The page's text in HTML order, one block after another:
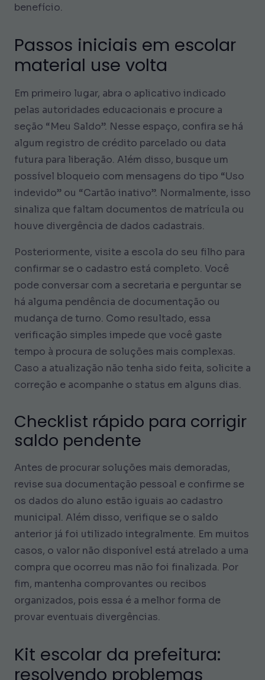
benefício.
Passos iniciais em escolar
material use volta
Em primeiro lugar, abra o aplicativo indicado
pelas autoridades educacionais e procure a
seção “Meu Saldo”. Nesse espaço, confira se há
algum registro de crédito parcelado ou data
futura para liberação. Além disso, busque um
possível bloqueio com mensagens do tipo “Uso
indevido” ou “Cartão inativo”. Normalmente, isso
sinaliza que faltam documentos de matrícula ou
houve divergência de dados cadastrais.
Posteriormente, visite a escola do seu filho para
confirmar se o cadastro está completo. Você
pode conversar com a secretaria e perguntar se
há alguma pendência de documentação ou
mudança de turno. Como resultado, essa
verificação simples impede que você gaste
tempo à procura de soluções mais complexas.
Caso a atualização não tenha sido feita, solicite a
correção e acompanhe o status em alguns dias.
Checklist rápido para corrigir
saldo pendente
Antes de procurar soluções mais demoradas,
revise sua documentação pessoal e confirme se
os dados do aluno estão iguais ao cadastro
municipal. Além disso, verifique se o saldo
anterior já foi utilizado integralmente. Em muitos
casos, o valor não disponível está atrelado a uma
compra que ocorreu mas não foi finalizada. Por
fim, mantenha comprovantes ou recibos
organizados, pois essa é a melhor forma de
provar eventuais divergências.
Kit escolar da prefeitura:
resolvendo problemas